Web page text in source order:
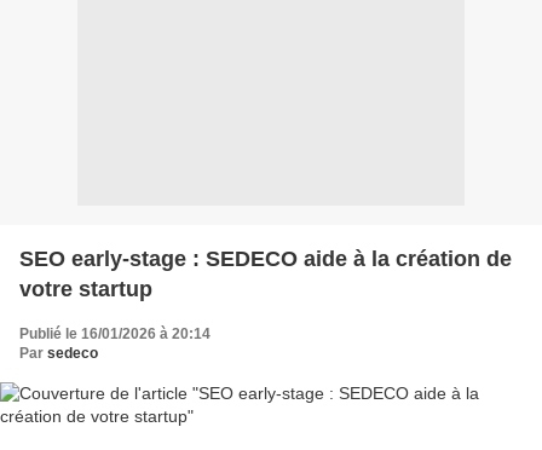
SEO early-stage : SEDECO aide à la création de
votre startup
Publié le 16/01/2026 à 20:14
Par sedeco